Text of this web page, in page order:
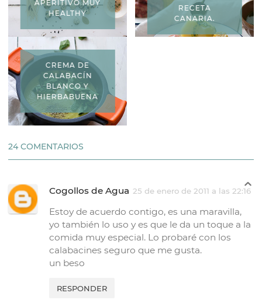
APERITIVO MUY
HEALTHY
RECETA
CANARIA.
CREMA DE
CALABACÍN
BLANCO Y
HIERBABUENA
24 COMENTARIOS
Cogollos de Agua 25 de enero de 2011 a las 22:16
Estoy de acuerdo contigo, es una maravilla,
yo también lo uso y es que le da un toque a la
comida muy especial. Lo probaré con los
calabacines seguro que me gusta.
un beso
RESPONDER